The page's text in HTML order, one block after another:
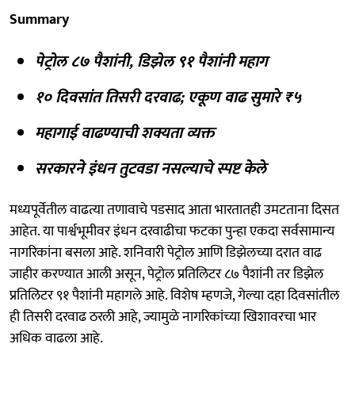
Summary
पेट्रोल ८७ पैशांनी, डिझेल ९१ पैशांनी महाग
१० दिवसांत तिसरी दरवाढ; एकूण वाढ सुमारे ₹५
महागाई वाढण्याची शक्यता व्यक्त
सरकारने इंधन तुटवडा नसल्याचे स्पष्ट केले
मध्यपूर्वेतील वाढत्या तणावाचे पडसाद आता भारतातही उमटताना दिसत
आहेत. या पार्श्वभूमीवर इंधन दरवाढीचा फटका पुन्हा एकदा सर्वसामान्य
नागरिकांना बसला आहे. शनिवारी पेट्रोल आणि डिझेलच्या दरात वाढ
जाहीर करण्यात आली असून, पेट्रोल प्रतिलिटर ८७ पैशांनी तर डिझेल
प्रतिलिटर ९१ पैशांनी महागले आहे. विशेष म्हणजे, गेल्या दहा दिवसांतील
ही तिसरी दरवाढ ठरली आहे, ज्यामुळे नागरिकांच्या खिशावरचा भार
अधिक वाढला आहे.